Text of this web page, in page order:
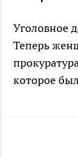
Уголовное
Теперь
которое